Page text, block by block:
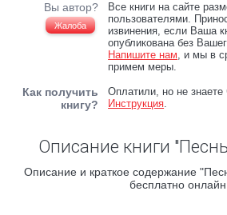
Вы автор?
Жалоба
Все книги на сайте
пользователями.
извинения, если Ваша
опубликована без
Напишите нам, и мы в
примем меры.
Как получить
книгу?
Оплатили, но не
Инструкция.
Описание книги
Описание и краткое содержание
бесплатно онлайн.